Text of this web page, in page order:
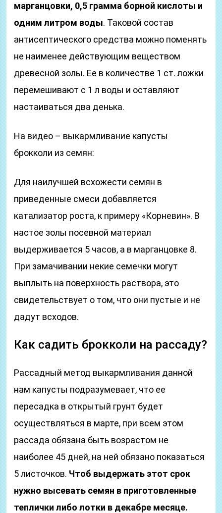
марганцовки, 0,5 грамма борной кислоты и
одним литром воды. Таковой состав
антисептического средства можно поменять
не наименее действующим веществом
древесной золы. Ее в количестве 1 ст. ложки
перемешивают с 1 л воды и оставляют
настаиваться два денька.
На видео – выкармливание капусты
брокколи из семян:
Для наилучшей всхожести семян в
приведенные смеси добавляется
катализатор роста, к примеру «Корневин». В
настое золы посевной материал
выдерживается 5 часов, а в марганцовке 8.
При замачивании некие семечки могут
выплыть на поверхность раствора, это
свидетельствует о том, что они пустые и не
дадут всходов.
Как садить брокколи на рассаду?
Рассадный метод выкармливания данной
нам капусты подразумевает, что ее
пересадка в открытый грунт будет
осуществляться в марте, при всем этом
рассада обязана быть возрастом не
наиболее 45 дней, на ней обязано показаться
5 листочков. Чтоб выдержать этот срок
нужно высевать семян в приготовленные
теплички либо лотки в декабре месяце.